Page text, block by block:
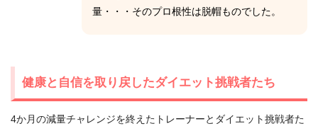
量・・・そのプロ根性は脱帽ものでした。
健康と自信を取り戻したダイエット挑戦者たち
4か月の減量チャレンジを終えたトレーナーとダイエット挑戦者た